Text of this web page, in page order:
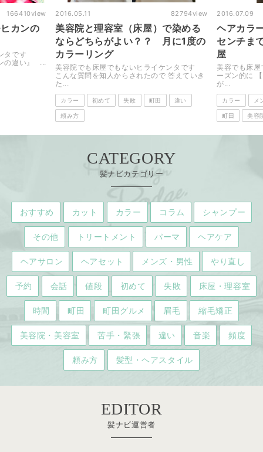
82794view
で染める
月に1度の
ケンタです
2016.07.09 58434view
ヘアカラーのリタッチって？？何
センチまで？？ 町田美容院・床
屋
美容でも床屋でもないヒライケンタです シ
ーズン的に 【縮毛矯正】も多い時期なんです
が...
カラー メンズ・男性 床屋・理容室
町田
ハサミ
い 初
美容院で
やっばり
違い
CATEGORY
髪ナビカテゴリー
おすすめ カット カラー コラム シャンプー
その他 トリートメント パーマ ヘアケア
ヘアサロン ヘアセット メンズ・男性 やり直し
予約 会話 値段 初めて 失敗 床屋・理容室
時間 町田 町田グルメ 眉毛 縮毛矯正
美容院・美容室 苦手・緊張 違い 音楽 頻度
頼み方 髪型・ヘアスタイル
EDITOR
髪ナビ運営者